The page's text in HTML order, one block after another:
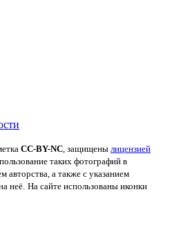
CC-BY-NC , защищены лицензией
таких фотографий в
авторства, а также с указанием
неё. На сайте использованы иконки